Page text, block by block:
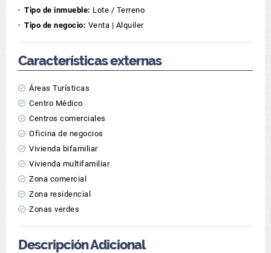
Tipo de inmueble: Lote / Terreno
Tipo de negocio: Venta | Alquiler
Características externas
Áreas Turísticas
Centro Médico
Centros comerciales
Oficina de negocios
Vivienda bifamiliar
Vivienda multifamiliar
Zona comercial
Zona residencial
Zonas verdes
Descripción Adicional